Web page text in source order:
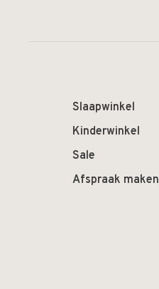
Slaapwinkel
Kinderwinkel
Sale
Afspraak maken